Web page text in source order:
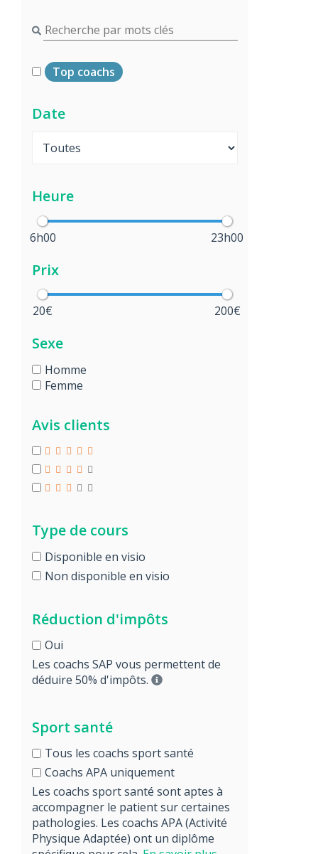
Top coachs
Date
Heure
6h00 23h00
Prix
20€ 200€
Sexe
Homme
Femme
Avis clients
Type de cours
Disponible en visio
Non disponible en visio
Réduction d'impôts
Oui
Les coachs SAP vous permettent de
déduire 50% d'impôts.
Sport santé
Tous les coachs sport santé
Coachs APA uniquement
Les coachs sport santé sont aptes à
accompagner le patient sur certaines
pathologies. Les coachs APA (Activité
Physique Adaptée) ont un diplôme